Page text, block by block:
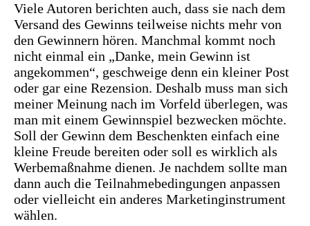
Viele Autoren berichten auch, dass sie nach dem
Versand des Gewinns teilweise nichts mehr von
den Gewinnern hören. Manchmal kommt noch
nicht einmal ein „Danke, mein Gewinn ist
angekommen“, geschweige denn ein kleiner Post
oder gar eine Rezension. Deshalb muss man sich
meiner Meinung nach im Vorfeld überlegen, was
man mit einem Gewinnspiel bezwecken möchte.
Soll der Gewinn dem Beschenkten einfach eine
kleine Freude bereiten oder soll es wirklich als
Werbemaßnahme dienen. Je nachdem sollte man
dann auch die Teilnahmebedingungen anpassen
oder vielleicht ein anderes Marketinginstrument
wählen.